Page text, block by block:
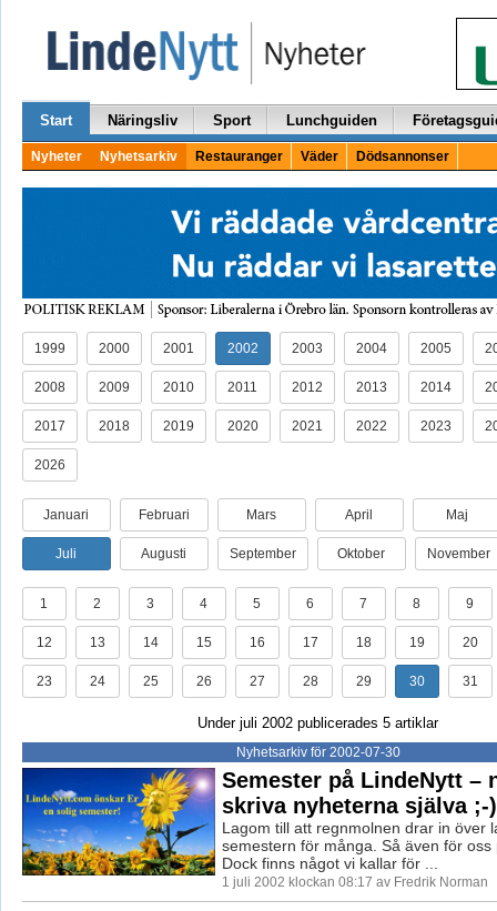
Start Näringsliv Sport Lunchguiden
Nyheter Nyhetsarkiv Restauranger Väder Dödsannonser
1999 2000 2001 2002 2003 2004 2005
2008 2009 2010 2011 2012 2013 2014
2017 2018 2019 2020 2021 2022 2023
2026
Januari Februari Mars April Maj
Juli Augusti September Oktober November
1 2 3 4 5 6 7 8 9
12 13 14 15 16 17 18 19 20
23 24 25 26 27 28 29 30 31
Under juli 2002 publicerades 5 artiklar
Nyhetsarkiv för 2002-07-30
Semester på LindeNytt –
skriva nyheterna själva ;-)
Lagom till att regnmolnen drar in över
semestern för många. Så även för oss
Dock finns något vi kallar för ...
1 juli 2002 klockan 08:17 av Fredrik Norman